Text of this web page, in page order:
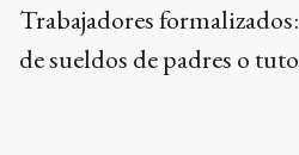
Trabajadores
de sueldos de padres o